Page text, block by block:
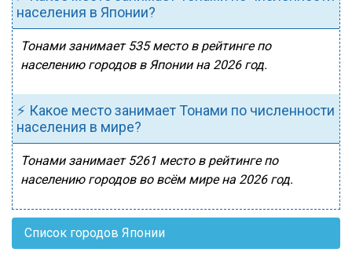
населения в Японии?
Тонами занимает 535 место в рейтинге по
населению городов в Японии на 2026 год.
⚡ Какое место занимает Тонами по численности
населения в мире?
Тонами занимает 5261 место в рейтинге по
населению городов во всём мире на 2026 год.
Список городов Японии